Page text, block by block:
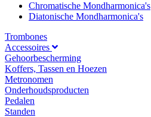
Chromatische Mondharmonica's
Diatonische Mondharmonica's
Trombones
Accessoires
Gehoorbescherming
Koffers, Tassen en Hoezen
Metronomen
Onderhoudsproducten
Pedalen
Standen